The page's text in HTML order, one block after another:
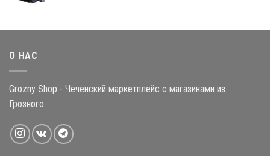
О НАС
Grozny Shop - Чеченский маркетплейс с магазинами из
Грозного.